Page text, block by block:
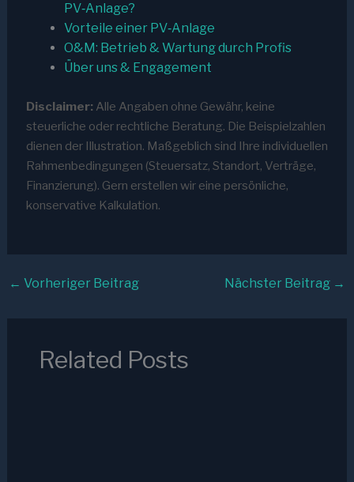
PV‑Anlage?
Vorteile einer PV‑Anlage
O&M: Betrieb & Wartung durch Profis
Über uns & Engagement
Disclaimer:Alle Angaben ohne Gewähr, keine
steuerliche oder rechtliche Beratung. Die Beispielzahlen
dienen der Illustration. Maßgeblich sind Ihre individuellen
Rahmenbedingungen (Steuersatz, Standort, Verträge,
Finanzierung). Gern erstellen wir eine persönliche,
konservative Kalkulation.
← Vorheriger Beitrag Nächster Beitrag →
Related Posts